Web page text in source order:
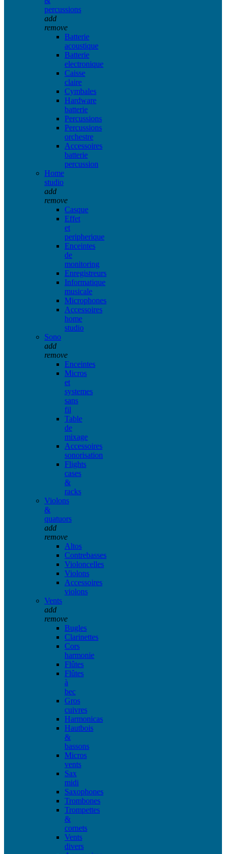
percussions
add
remove
Batterie
acoustique
Batterie
electronique
Caisse
claire
Cymbales
Hardware
batterie
Percussions
Percussions
orchestre
Accessoires
batterie
percussion
Home
studio
add
remove
Casque
Effet
et
peripherique
Enceintes
de
monitoring
Enregistreurs
Informatique
musicale
Microphones
Accessoires
home
studio
Sono
add
remove
Enceintes
Micros
et
systemes
sans
fil
Table
de
mixage
Accessoires
sonorisation
Flights
cases
&
racks
Violons
&
quatuors
add
remove
Altos
Contrebasses
Violoncelles
Violons
Accessoires
violons
Vents
add
remove
Bugles
Clarinettes
Cors
harmonie
Flûtes
Flûtes
à
bec
Gros
cuivres
Harmonicas
Hautbois
&
bassons
Micros
vents
Sax
midi
Saxophones
Trombones
Trompettes
&
cornets
Vents
divers